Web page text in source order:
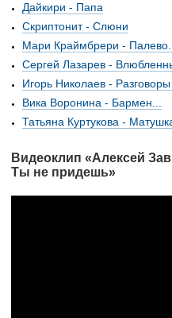
Дайкири - Папа
Скриптонит - Слюни
Мари Краймбрери - Палево...
Сергей Лазарев -
Игорь Николаев -
Вика Воронина - Бармен...
Татьяна Куртукова -
Видеоклип «Алексей
Ты не придешь»